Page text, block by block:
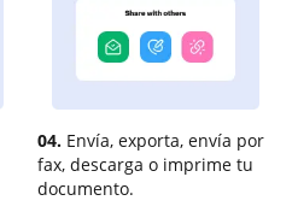
04. Envía, exporta, envía por
fax, descarga o imprime tu
documento.